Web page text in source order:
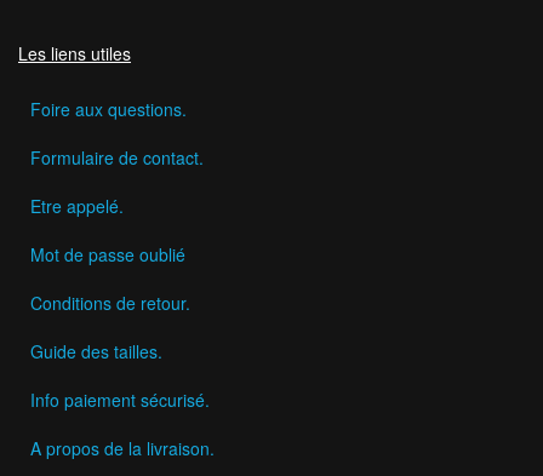
Les liens utiles
Foire aux questions.
Formulaire de contact.
Etre appelé.
Mot de passe oublié
Conditions de retour.
Guide des tailles.
Info paiement sécurisé.
A propos de la livraison.